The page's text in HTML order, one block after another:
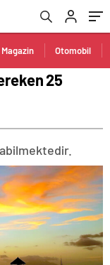
Magazin Otomobil
25